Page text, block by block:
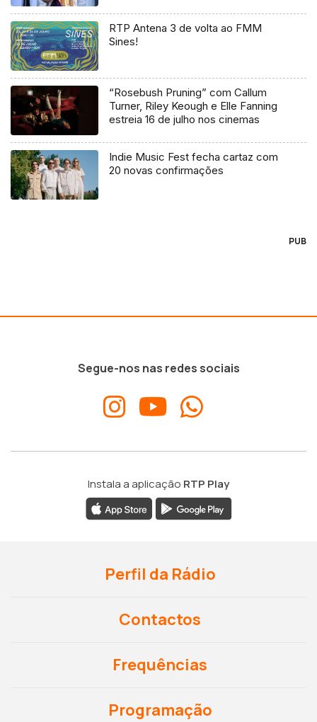
RTP Antena 3 de volta ao FMM
Sines!
“Rosebush Pruning” com Callum
Turner, Riley Keough e Elle Fanning
estreia 16 de julho nos cinemas
Indie Music Fest fecha cartaz com
20 novas confirmações
PUB
Segue-nos nas redes sociais
Instala a aplicação RTP Play
Perfil da Rádio
Contactos
Frequências
Programação